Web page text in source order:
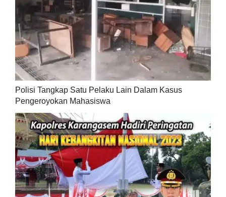
Polisi Tangkap Satu Pelaku Lain Dalam Kasus
Pengeroyokan Mahasiswa